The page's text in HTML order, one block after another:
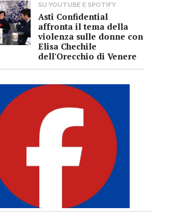
SU YOUTUBE E SPOTIFY
Asti Confidential
affronta il tema della
violenza sulle donne con
Elisa Chechile
dell'Orecchio di Venere